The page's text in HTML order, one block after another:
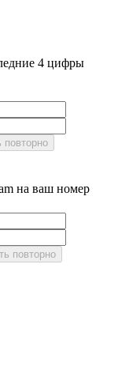
4 цифры
повторно
на ваш номер
повторно